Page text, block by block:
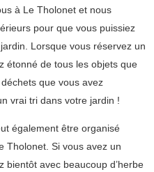
à Le Tholonet et nous
pour que vous puissiez
Lorsque vous réservez un
étonné de tous les objets que
que vous avez
vrai tri dans votre jardin !
également être organisé
Tholonet. Si vous avez un
bientôt avec beaucoup d’herbe